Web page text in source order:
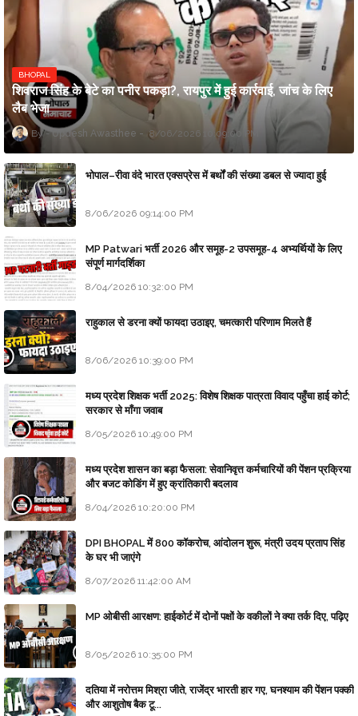
BHOPAL
शिवराज सिंह के बेटे का पनीर पकड़ा?, रायपुर में हुई कार्रवाई, जांच के लिए
लैब भेजा
Updesh Awasthee 8/06/2026 10:09:00 PM
भोपाल–रीवा वंदे भारत एक्सप्रेस में बर्थों की संख्या डबल से ज्यादा हुई
8/06/2026 09:14:00 PM
MP Patwari भर्ती 2026 और समूह-2 उपसमूह-4 अभ्यर्थियों के लिए
संपूर्ण मार्गदर्शिका
8/04/2026 10:32:00 PM
राहुकाल से डरना क्यों फायदा उठाइए, चमत्कारी परिणाम मिलते हैं
8/06/2026 10:39:00 PM
मध्य प्रदेश शिक्षक भर्ती 2025: विशेष शिक्षक पात्रता विवाद पहुँचा हाई कोर्ट;
सरकार से माँगा जवाब
8/05/2026 10:49:00 PM
मध्य प्रदेश शासन का बड़ा फैसला: सेवानिवृत्त कर्मचारियों की पेंशन प्रक्रिया
और बजट कोडिंग में हुए क्रांतिकारी बदलाव
8/04/2026 10:20:00 PM
DPI BHOPAL में 800 कॉकरोच, आंदोलन शुरू, मंत्री उदय प्रताप सिंह
के घर भी जाएंगे
8/07/2026 11:42:00 AM
MP ओबीसी आरक्षण: हाईकोर्ट में दोनों पक्षों के वकीलों ने क्या तर्क दिए, पढ़िए
8/05/2026 10:35:00 PM
दतिया में नरोत्तम मिश्रा जीते, राजेंद्र भारती हार गए, घनश्याम की पेंशन पक्की
और आशुतोष बैक टू...